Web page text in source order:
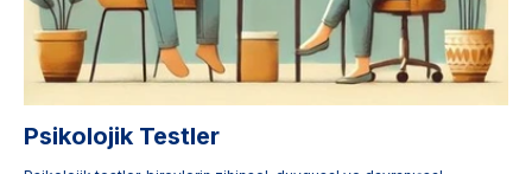
Psikolojik Testler